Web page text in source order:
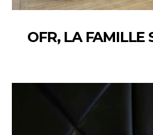
OFR, LA FAMILLE